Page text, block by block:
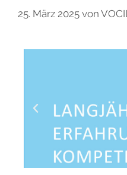
25. März 2025 von